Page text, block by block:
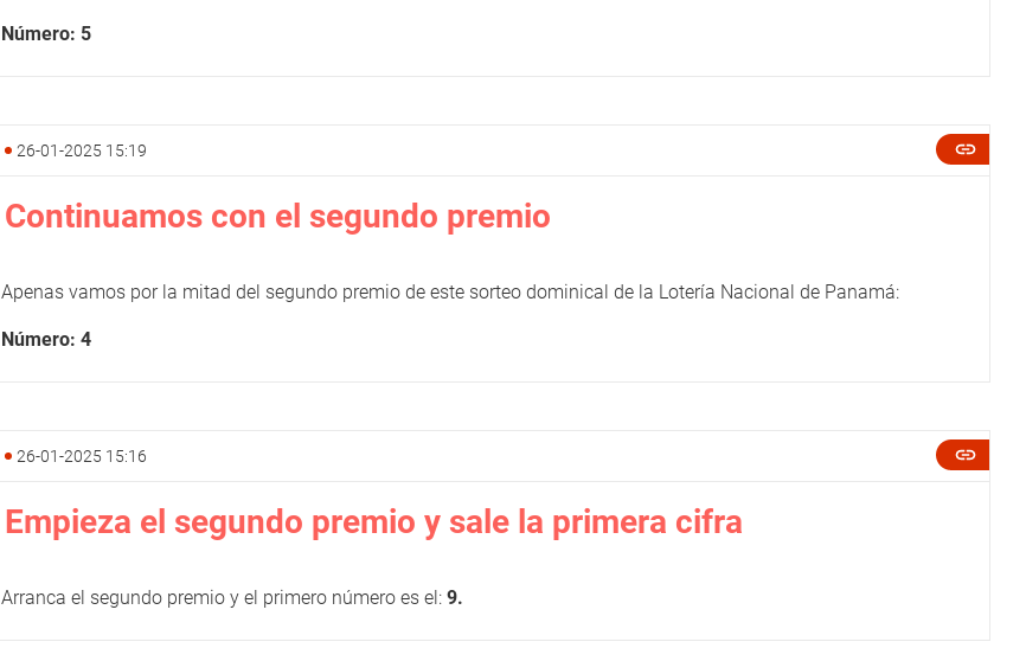
Número: 5
26-01-2025 15:19
Continuamos con el segundo premio
Apenas vamos por la mitad del segundo premio de este sorteo dominical de la Lotería Nacional de Panamá:
Número: 4
26-01-2025 15:16
Empieza el segundo premio y sale la primera cifra
Arranca el segundo premio y el primero número es el:9.